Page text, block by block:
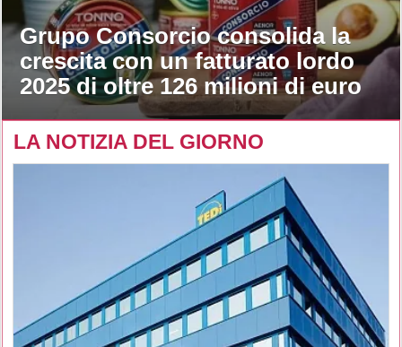
Grupo Consorcio consolida la
crescita con un fatturato lordo
2025 di oltre 126 milioni di euro
LA NOTIZIA DEL GIORNO